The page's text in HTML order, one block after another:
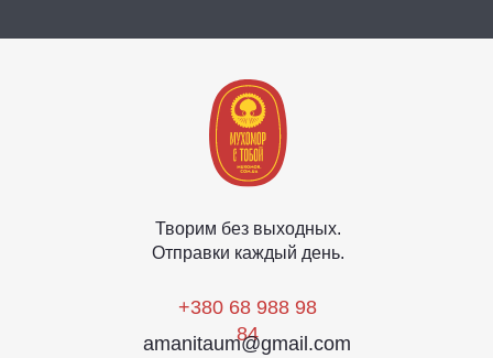
+380 68 988 98
84
amanitaum@gmail.com
Творим без выходных.
Отправки каждый день.